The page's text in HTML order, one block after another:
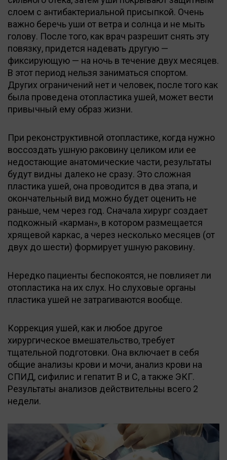
слоем с антибактериальной присыпкой. Очень
важно беречь уши от ветра и солнца и не мыть
голову. После того, как врач разрешит снять эту
повязку, придется надевать другую —
фиксирующую — на ночь в течение двух месяцев.
В этот период нельзя заниматься спортом.
Других ограничений нет и человек, после того как
была проведена отопластика ушей, может вести
привычный ему образ жизни.
При реконструктивной отопластике, когда нужно
воссоздать ушную раковину целиком или ее
недостающие анатомические части, результаты
будут видны далеко не сразу. Это сложная
пластика ушей, она проводится в два этапа, и
окончательный вид можно будет оценить не
раньше, чем через год. Сначала хирург создает
подкожный «карман», в котором размещается
хрящевой каркас, а через несколько месяцев (от
двух до шести) формирует ушную раковину.
Нередко пациенты беспокоятся, не повлияет ли
отопластика на их слух. Но слуховые органы
пластика ушей не затрагиваются вообще.
Коррекция ушей, как и любое другое
хирургическое вмешательство, требует
тщательной подготовки. Она включает в себя
общие анализы крови и мочи, анализ крови на
СПИД, сифилис и гепатит В и С, а также ЭКГ.
Результаты анализов действительны всего 2
недели.